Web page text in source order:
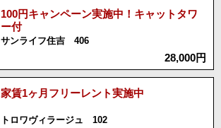
100円キャンペーン実施中！キャットタワ
ー付
サンライフ住吉 406
28,000円
家賃1ヶ月フリーレント実施中
トロワヴィラージュ 102